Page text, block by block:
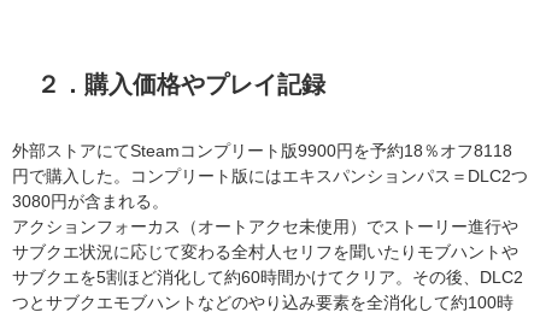
２．購入価格やプレイ記録
外部ストアにてSteamコンプリート版9900円を予約18％オフ8118
円で購入した。コンプリート版にはエキスパンションパス＝DLC2つ
3080円が含まれる。
アクションフォーカス（オートアクセ未使用）でストーリー進行や
サブクエ状況に応じて変わる全村人セリフを聞いたりモブハントや
サブクエを5割ほど消化して約60時間かけてクリア。その後、DLC2
つとサブクエモブハントなどのやり込み要素を全消化して約100時